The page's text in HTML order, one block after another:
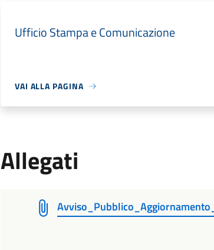
Ufficio Stampa e Comunicazione
VAI ALLA PAGINA
Allegati